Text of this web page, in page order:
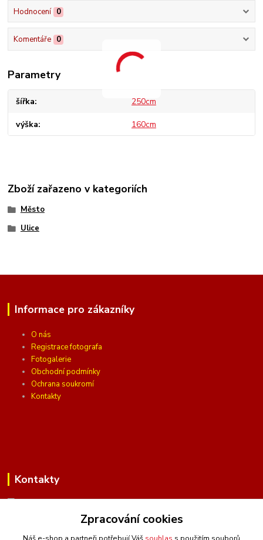
Hodnocení 0
Komentáře 0
Parametry
šířka 250cm
výška 160cm
Zboží zařazeno v kategoriích
Město
Ulice
Informace pro zákazníky
O nás
Registrace fotografa
Fotogalerie
Obchodní podmínky
Ochrana soukromí
Kontakty
Kontakty
(Po-Pá, 10 - 16 hod.)
Zpracování cookies